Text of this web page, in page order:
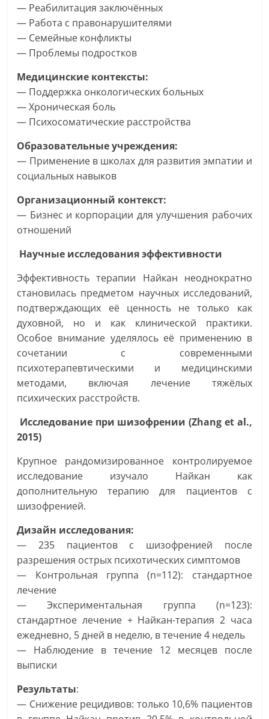
— Реабилитация заключённых
— Работа с правонарушителями
— Семейные конфликты
— Проблемы подростков
Медицинские контексты:
— Поддержка онкологических больных
— Хроническая боль
— Психосоматические расстройства
Образовательные учреждения:
— Применение в школах для развития эмпатии и
социальных навыков
Организационный контекст:
— Бизнес и корпорации для улучшения рабочих
отношений
Научные исследования эффективности
Эффективность терапии Найкан неоднократно
становилась предметом научных исследований,
подтверждающих её ценность не только как
духовной, но и как клинической практики.
Особое внимание уделялось её применению в
сочетании с современными
психотерапевтическими и медицинскими
методами, включая лечение тяжёлых
психических расстройств.
Исследование при шизофрении (Zhang et al.,
2015)
Крупное рандомизированное контролируемое
исследование изучало Найкан как
дополнительную терапию для пациентов с
шизофренией.
Дизайн исследования:
— 235 пациентов с шизофренией после
разрешения острых психотических симптомов
— Контрольная группа (n=112): стандартное
лечение
— Экспериментальная группа (n=123):
стандартное лечение + Найкан-терапия 2 часа
ежедневно, 5 дней в неделю, в течение 4 недель
— Наблюдение в течение 12 месяцев после
выписки
Результаты:
— Снижение рецидивов: только 10,6% пациентов